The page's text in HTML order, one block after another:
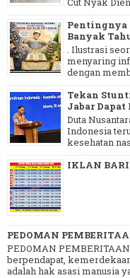
Pentingnya
Banyak
. Ilustrasi
menyaring
dengan
Tekan
Jabar Dapat
Duta
Indonesia
kesehatan
IKLAN
PEDOMAN
PEDOMAN
berpendapat,
adalah hak asasi manusia